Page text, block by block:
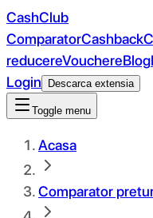
CashClub
ComparatorCashback
reducereVouchereBlog
Login
Descarca extensia
Toggle menu
Acasa
Comparator